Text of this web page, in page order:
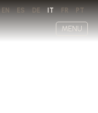
EN ES DE IT FR PT
MENU